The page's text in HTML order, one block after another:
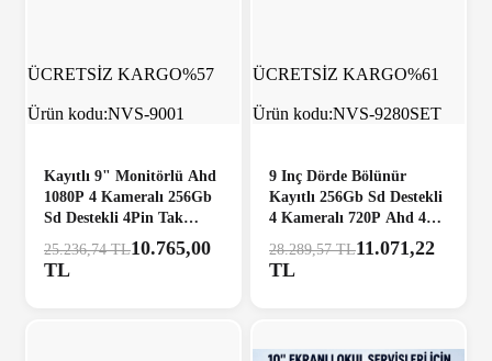
ÜCRETSİZ KARGO%57
Ürün kodu:NVS-9001
Kayıtlı 9" Monitörlü Ahd
1080P 4 Kameralı 256Gb
Sd Destekli 4Pin Tak
Kullan Kamera Seti
25.236,74 TL10.765,00
TL
ÜCRETSİZ KARGO%61
Ürün kodu:NVS-9280SET
9 Inç Dörde Bölünür
Kayıtlı 256Gb Sd Destekli
4 Kameralı 720P Ahd 4
Pin Soketli Tak Kullan
Kamera Seti
28.289,57 TL11.071,22
TL